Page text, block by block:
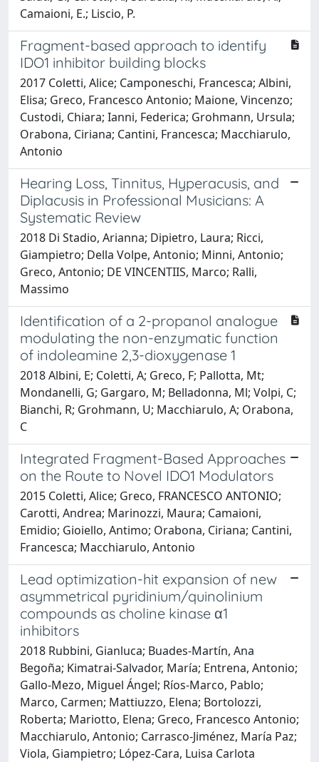
Camaioni, E.; Liscio, P.
Fragment-based approach to identify
IDO1 inhibitor building blocks
2017 Coletti, Alice; Camponeschi, Francesca; Albini,
Elisa; Greco, Francesco Antonio; Maione, Vincenzo;
Custodi, Chiara; Ianni, Federica; Grohmann, Ursula;
Orabona, Ciriana; Cantini, Francesca; Macchiarulo,
Antonio
Hearing Loss, Tinnitus, Hyperacusis, and
Diplacusis in Professional Musicians: A
Systematic Review
2018 Di Stadio, Arianna; Dipietro, Laura; Ricci,
Giampietro; Della Volpe, Antonio; Minni, Antonio;
Greco, Antonio; DE VINCENTIIS, Marco; Ralli,
Massimo
Identification of a 2-propanol analogue
modulating the non-enzymatic function
of indoleamine 2,3-dioxygenase 1
2018 Albini, E; Coletti, A; Greco, F; Pallotta, Mt;
Mondanelli, G; Gargaro, M; Belladonna, Ml; Volpi, C;
Bianchi, R; Grohmann, U; Macchiarulo, A; Orabona,
C
Integrated Fragment-Based Approaches
on the Route to Novel IDO1 Modulators
2015 Coletti, Alice; Greco, FRANCESCO ANTONIO;
Carotti, Andrea; Marinozzi, Maura; Camaioni,
Emidio; Gioiello, Antimo; Orabona, Ciriana; Cantini,
Francesca; Macchiarulo, Antonio
Lead optimization-hit expansion of new
asymmetrical pyridinium/quinolinium
compounds as choline kinase α1
inhibitors
2018 Rubbini, Gianluca; Buades-Martín, Ana
Begoña; Kimatrai-Salvador, María; Entrena, Antonio;
Gallo-Mezo, Miguel Ángel; Ríos-Marco, Pablo;
Marco, Carmen; Mattiuzzo, Elena; Bortolozzi,
Roberta; Mariotto, Elena; Greco, Francesco Antonio;
Macchiarulo, Antonio; Carrasco-Jiménez, María Paz;
Viola, Giampietro; López-Cara, Luisa Carlota